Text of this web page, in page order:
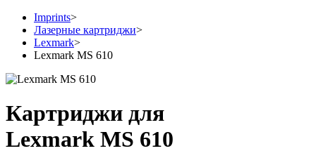
Imprints>
Лазерные картриджи>
Lexmark>
Lexmark MS 610
Картриджи для
Lexmark MS 610